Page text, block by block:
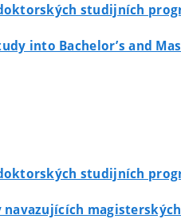
studijních
into Bachelor’s and
studijních